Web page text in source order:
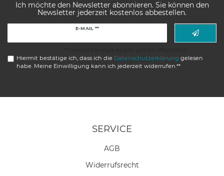
Ich möchte den Newsletter abonnieren. Sie können den
Newsletter jederzeit kostenlos abbestellen.
E-MAIL **
Hiermit bestätige ich, dass ich die Daten­schutz­erklärung gelesen
habe. Meine Einwilligung kann ich jederzeit widerrufen.**
SERVICE
AGB
Widerrufs­recht